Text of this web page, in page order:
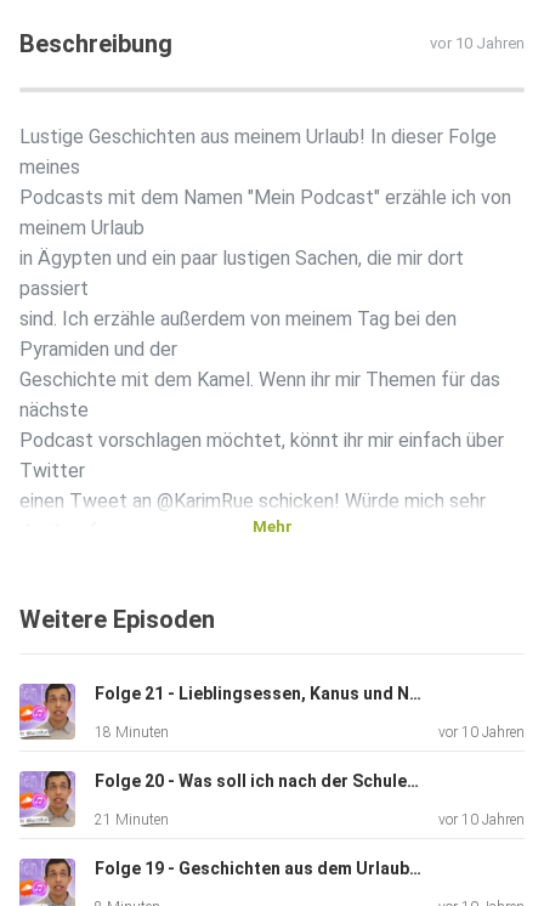
Beschreibung vor 10 Jahren
Lustige Geschichten aus meinem Urlaub! In dieser Folge
meines
Podcasts mit dem Namen "Mein Podcast" erzähle ich von
meinem Urlaub
in Ägypten und ein paar lustigen Sachen, die mir dort
passiert
sind. Ich erzähle außerdem von meinem Tag bei den
Pyramiden und der
Geschichte mit dem Kamel. Wenn ihr mir Themen für das
nächste
Podcast vorschlagen möchtet, könnt ihr mir einfach über
Twitter
einen Tweet an @KarimRue schicken! Würde mich sehr
Mehr
Weitere Episoden
Folge 21 - Lieblingsessen, Kanus und Nonsens - Mit Deniz und Chris vom Mingle-Mangle Cast
18 Minuten vor 10 Jahren
Folge 20 - Was soll ich nach der Schule machen?
21 Minuten vor 10 Jahren
Folge 19 - Geschichten aus dem Urlaub #2 (Fußball, Cafés und LKW-Reifen)